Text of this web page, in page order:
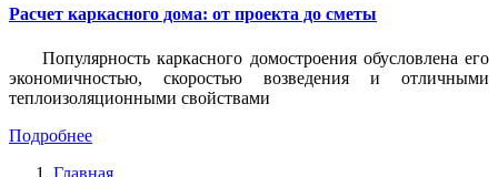
Расчет каркасного дома: от проекта до сметы
Популярность каркасного домостроения обусловлена его
экономичностью, скоростью возведения и отличными
теплоизоляционными свойствами
Подробнее
Главная